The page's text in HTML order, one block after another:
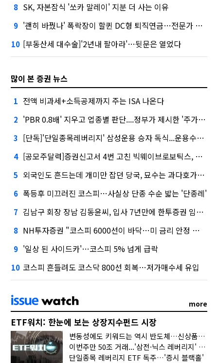
8 SK, 자본잠식 '쏘카 말레이' 지분 더 사는 이유
9 '괜히 바꿨나' 폭락장이 할퀸 DC형 퇴직연금…전문가 조언은
10 [부동산세 대수술]'2년내 팔아라'…뒷문은 열었다
많이 본 증권 뉴스
1 전액 비과세+소득공제까지 주는 ISA 나온다
2 'PBR 0.8배' 지우고 업종별 판단....정부가 제시한 '주가 누르기' 방지법
3 [단독]'단일종목레버리지' 삼성운용 승자 독식...운용수익 미래에셋의 6배
4 [공모주달력]증권신고서 4번 고친 빅웨이브로보틱스, 수요예측
5 외국인도 흔드는데 개미만 잡던 당국, 묘수는 과다호가부담금?
6 폭등후 미끄러진 코스피…사실상 단종 수순 밟는 '단종레'
7 김남구 회장 장남 김동윤씨, 입사 7년만에 한투증권 임원 승진
8 NH투자증권 "코스피 6000선이 바닥…미 금리 안정 후 추가 회복"
9 '일상 된 사이드카'…코스피 5% 넘게 급락
10 코스피 흔들려도 코스닥 800선 회복…저가매수세 유입
more
ETF워치: 한눈에 보는 상장지수펀드 시장
변동성에도 키워드는 역시 반도체…신상품은 우주·방산
이번주만 50조 거래...'삼전·닉스 레버리지' 수익률은 -30%
단일종목 레버리지 ETF 독주…'증시 블랙홀'